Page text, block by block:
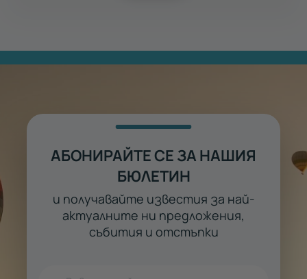
АБОНИРАЙТЕ СЕ ЗА НАШИЯ
БЮЛЕТИН
и получавайте известия за най-
актуалните ни предложения,
събития и отстъпки